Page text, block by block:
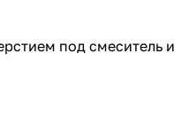
под смеситель и